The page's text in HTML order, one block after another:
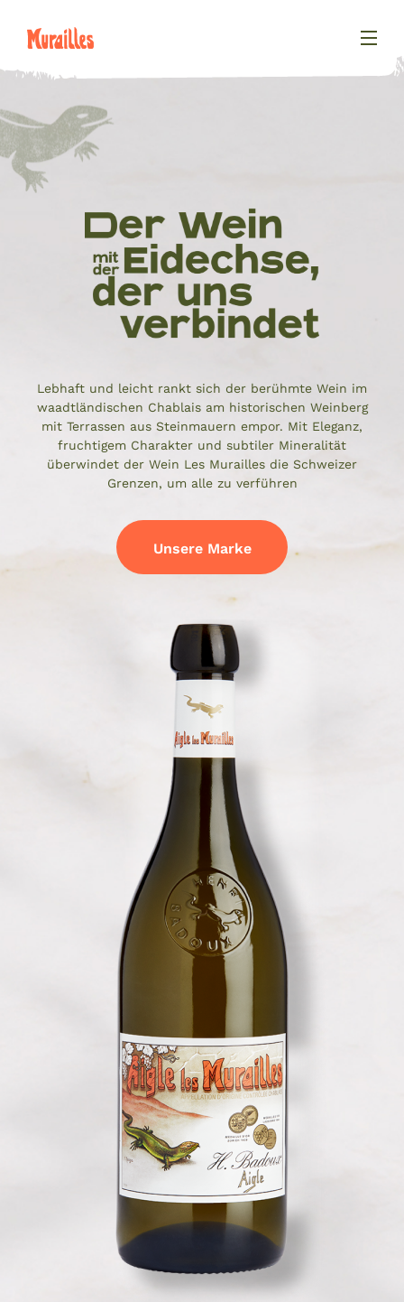
Lebhaft und leicht rankt sich der berühmte Wein im
waadtländischen Chablais am historischen Weinberg
mit Terrassen aus Steinmauern empor. Mit Eleganz,
fruchtigem Charakter und subtiler Mineralität
überwindet der Wein Les Murailles die Schweizer
Grenzen, um alle zu verführen
Unsere Marke